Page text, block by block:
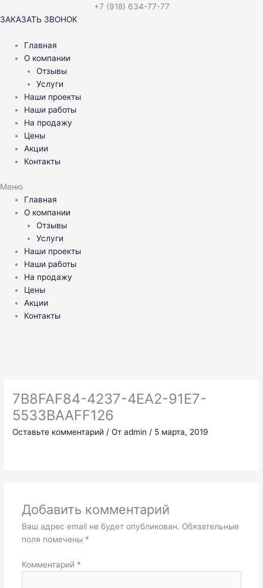
к
+7 (918) 634-77-77
ЗАКАЗАТЬ ЗВОНОК
Главная
О компании
Отзывы
Услуги
Наши проекты
Наши работы
На продажу
Цены
Акции
Контакты
Меню
Главная
О компании
Отзывы
Услуги
Наши проекты
Наши работы
На продажу
Цены
Акции
Контакты
7B8FAF84-4237-4EA2-91E7-
5533BAAFF126
Оставьте комментарий / Отadmin / 5 марта, 2019
Добавить комментарий
Ваш адрес email не будет опубликован. Обязательные
поля помечены *
Комментарий *